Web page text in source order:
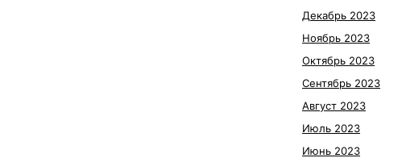
Декабрь 2023
Ноябрь 2023
Октябрь 2023
Сентябрь 2023
Август 2023
Июль 2023
Июнь 2023